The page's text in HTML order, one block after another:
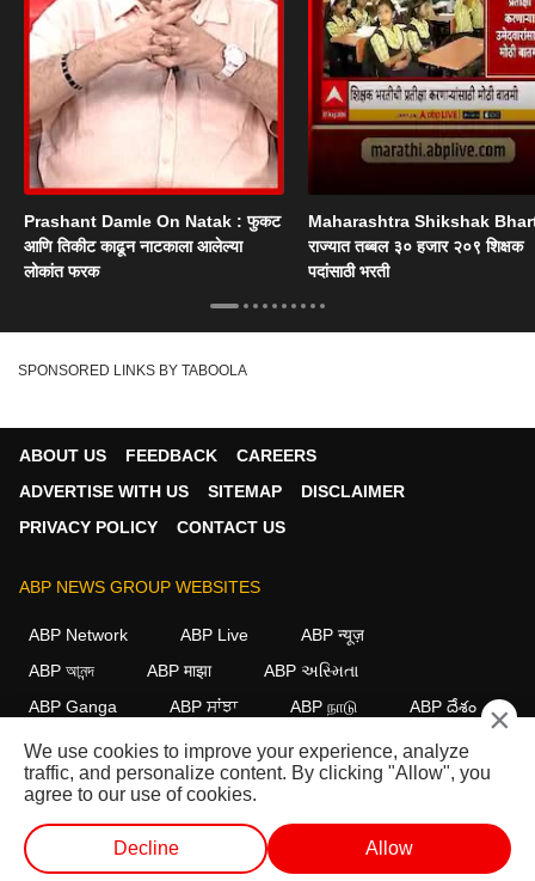
Prashant Damle On Natak : फुकट
आणि तिकीट काढून नाटकाला आलेल्या
लोकांत फरक
Maharashtra Shikshak
राज्यात तब्बल ३० हजार २०९ शिक्षक
पदांसाठी भरती
SPONSORED LINKS BY TABOOLA
ABOUT US FEEDBACK
CAREERS
ADVERTISE WITH US
SITEMAP
DISCLAIMER
PRIVACY POLICY
CONTACT US
ABP NEWS GROUP WEBSITES
ABP Network ABP Live
ABP न्यूज़
ABP আনন্দ
ABP माझा
ABP અસ્મિતા
ABP Ganga
ABP ਸਾਂਝਾ ABP நாடு ABP దేశం
FOLLOW US
This website follows the DNPA Code of Ethics. Copyright@2026.
All rights reserved.
×
We use cookies to improve your experience, analyze
traffic, and personalize content. By clicking "Allow", you
agree to our use of cookies.
Decline Allow